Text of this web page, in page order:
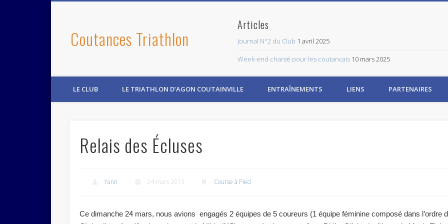
Coutances Triathlon
Articles
Journal N°2 du Club 1 avril 2025
Week-end chargé pour les coutançais 10 mars 2025
CLASS TRI3 mars 2025
LE CLUB LE TRIATHLON D’AGON COUTAINVILLE ENTRAÎNEMENTS LIENS PARTENAIRES
Relais des Écluses
Yann 24 mars 2013 Course à Pied
Ce dimanche 24 mars, nous avions engagés 2 équipes de 5 coureurs (1 équipe féminine composé dans l’ordre